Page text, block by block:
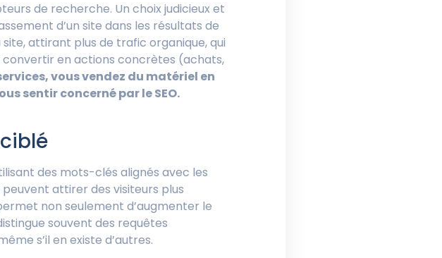
de recherche. Un choix judicieux et
d’un site dans les résultats de
attirant plus de trafic organique, qui
en actions concrètes (achats,
vous vendez du matériel en
sentir concerné par le SEO.
des mots-clés alignés avec les
attirer des visiteurs plus
non seulement d’augmenter le
souvent des requêtes
s’il en existe d’autres.